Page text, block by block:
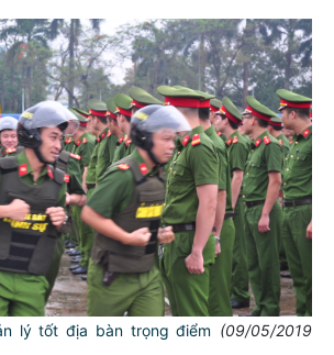
lý tốt địa bàn trọng điểm (09/05/2019